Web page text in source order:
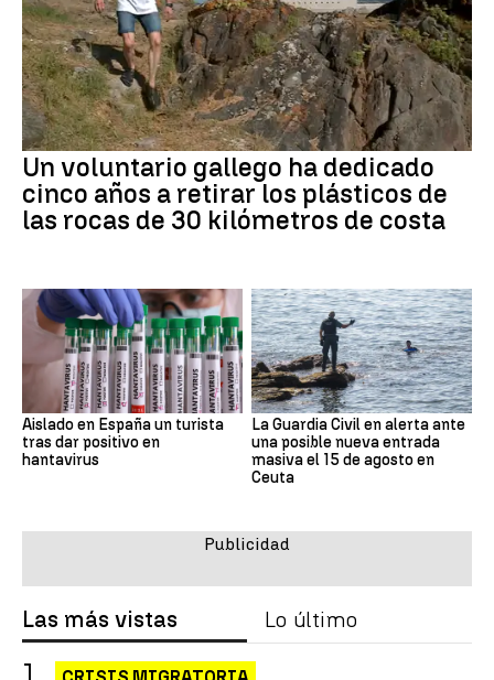
Un voluntario gallego ha dedicado
cinco años a retirar los plásticos de
las rocas de 30 kilómetros de costa
Aislado en España un turista
tras dar positivo en
hantavirus
La Guardia Civil en alerta ante
una posible nueva entrada
masiva el 15 de agosto en
Ceuta
Las más vistas Lo último